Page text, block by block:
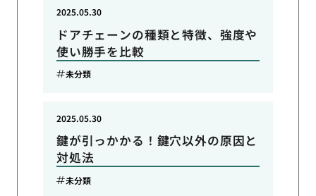
ドアチェーンの種類と特徴、強度や
使い勝手を比較
2025.05.30
未分類
鍵が引っかかる！鍵穴以外の原因と
対処法
2025.05.30
未分類